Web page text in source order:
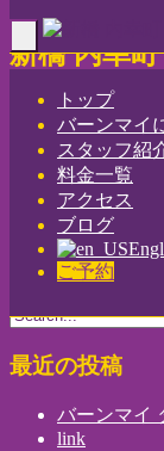
navigation
トップ
バーンマイ
スタッフ紹
料金一覧
アクセス
ブログ
ご予約
新橋 内幸
ジ｜バーン
Home - -新橋 …
新橋 内幸町 虎ノ
最近の投稿
バーンマイ
link